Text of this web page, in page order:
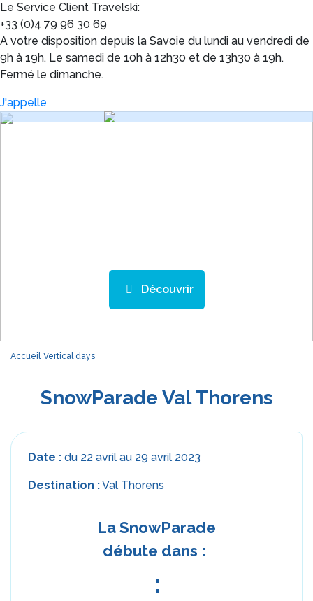
Le Service Client Travelski:
+33 (0)4 79 96 30 69
A votre disposition depuis la Savoie du lundi au vendredi de
9h à 19h. Le samedi de 10h à 12h30 et de 13h30 à 19h.
Fermé le dimanche.
J'appelle
Découvrir
Accueil Vertical days
SnowParade Val Thorens
Date : du 22 avril au 29 avril 2023
Destination :Val Thorens
La SnowParade
débute dans :
: